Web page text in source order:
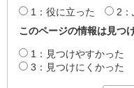
1：役に立った 2：
このページの情報は見つ
1：見つけやすかった
3：見つけにくかった